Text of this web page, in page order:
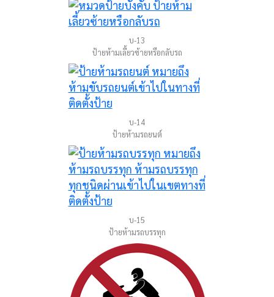
บ-13
ป้ายห้ามเลี้ยวซ้ายหรือกลับรถ
บ-14
ป้ายห้ามรถยนต์
บ-15
ป้ายห้ามรถบรรทุก